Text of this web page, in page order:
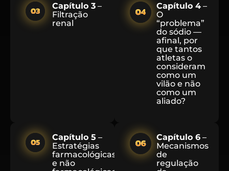
Capítulo 3 –
Filtração
renal
Capítulo 4 –
O
“problema”
do sódio —
afinal, por
que tantos
atletas o
consideram
como um
vilão e não
como um
aliado?
Capítulo 5 –
Estratégias
farmacológicas
e não
Capítulo 6 –
Mecanismos
de
regulação